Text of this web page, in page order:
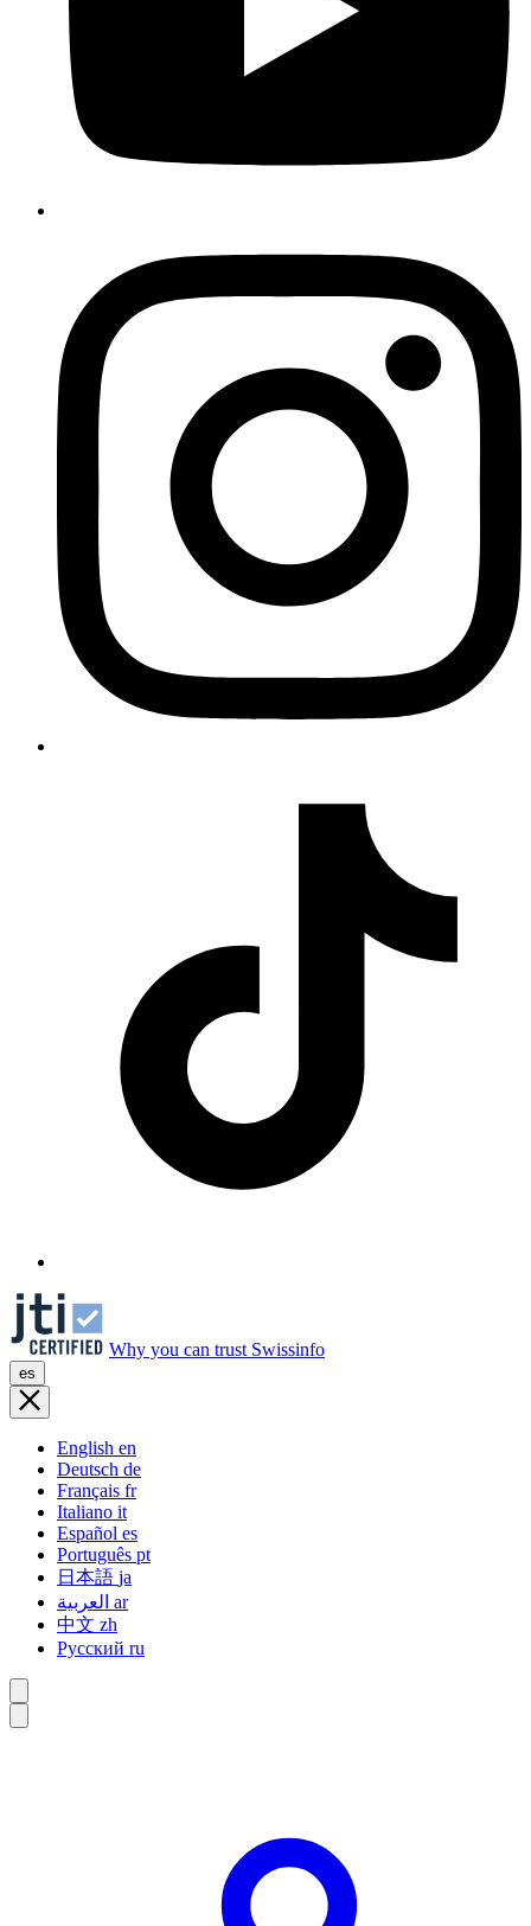
Why you can trust Swissinfo
es
English en
Deutsch de
Français fr
Italiano it
Español es
Português pt
日本語 ja
ar
中文 zh
Русский ru